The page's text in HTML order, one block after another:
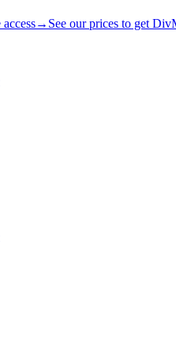
→ See our prices to get